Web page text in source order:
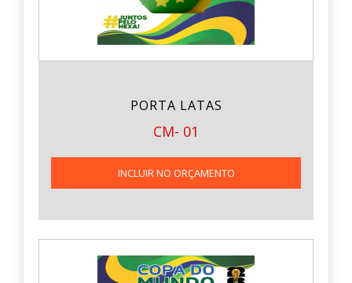
PORTA LATAS
CM- 01
INCLUIR NO ORÇAMENTO